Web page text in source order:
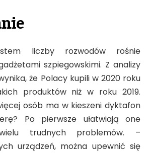
liczby rozwodów rośnie
szpiegowskimi. Z analizy
że Polacy kupili w 2020 roku
produktów niż w roku 2019.
osób ma w kieszeni dyktafon
Po pierwsze ułatwiają one
trudnych problemów. –
urządzeń, można upewnić się